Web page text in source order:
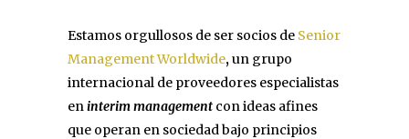
Estamos orgullosos de ser socios de Senior
Management Worldwide,un grupo
internacional de proveedores especialistas
eninterim management con ideas afines
que operan en sociedad bajo principios